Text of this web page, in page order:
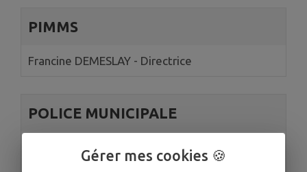
PIMMS
Francine DEMESLAY - Directrice
POLICE MUNICIPALE
Fabrice CHORGNON
Christelle CHEVALLIER
Gérer mes cookies 🍪